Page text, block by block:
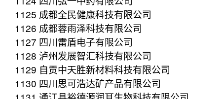
1125 成都全民健康科技有限公司
1126 成都蓉雨泽科技有限公司
1127 四川雷盾电子有限公司
1128 泸州发展智汇科技有限公司
1129 自贡中天胜新材料科技有限公司
1130 四川思可浩达矿产品有限公司